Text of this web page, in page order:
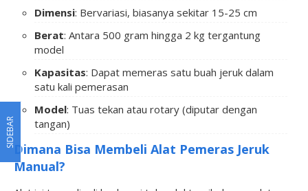
Dimensi: Bervariasi, biasanya sekitar 15-25 cm
Berat: Antara 500 gram hingga 2 kg tergantung
model
Kapasitas: Dapat memeras satu buah jeruk dalam
satu kali pemerasan
Model: Tuas tekan atau rotary (diputar dengan
tangan)
Dimana Bisa Membeli Alat Pemeras Jeruk
Manual?
SIDEBAR